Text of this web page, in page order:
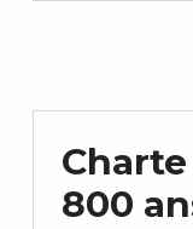
800